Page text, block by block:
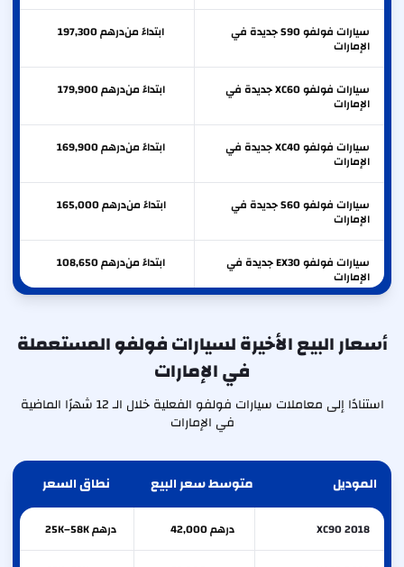
سيارات فولفو S90 جديدة في
الإمارات
ابتداءً من 197,300درهم
سيارات فولفو XC60 جديدة في
الإمارات
ابتداءً من 179,900درهم
سيارات فولفو XC40 جديدة في
الإمارات
ابتداءً من 169,900درهم
سيارات فولفو S60 جديدة في
الإمارات
ابتداءً من 165,000درهم
سيارات فولفو EX30 جديدة في
الإمارات
ابتداءً من 108,650درهم
أسعار البيع الأخيرة لسيارات فولفو المستعملة
في الإمارات
استنادًا إلى معاملات سيارات فولفو الفعلية خلال الـ 12 شهرًا الماضية
في الإمارات
الموديل متوسط سعر البيع نطاق السعر
XC90 2018 درهم 42,000 درهم 25K–58K